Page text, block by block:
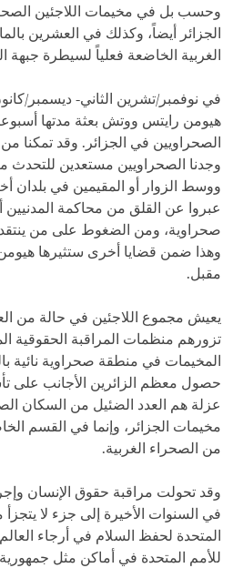
وحسب بل في مخيمات اللاجئين
الجزائر أيضاً، وكذلك في العشرين
الغربية الخاضعة فعلياً لسيطرة جبهة
هيومن رايتس ووتش بعثة مدتها
الصحراويين في الجزائر. وقد تمكنا
وجدنا الصحراويين مستعدين للتحدث
ووسط الزوار أو المقيمين في بلدان
عبروا عن القلق من محاكمة
صحراوية، ومن الضغوط على من
وهذا ضمن قضايا أخرى ستثيرها
مقبل.
يعيش مجموع اللاجئين في حالة من
تزورهم منظمات المراقبة الحقوقية
المخيمات في منطقة صحراوية نائية
حصول معظم الزائرين الأجانب على
عزلة هم العدد الضئيل من السكان
مخيمات الجزائر، وإنما في القسم
من الصحراء الغربية.
وقد تحولت مراقبة حقوق الإنسان
في السنوات الأخيرة إلى جزء لا
المتحدة لحفظ السلام في أرجاء
للأمم المتحدة في أماكن مثل جمهورية